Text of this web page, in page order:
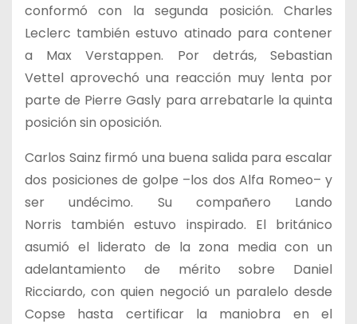
conformó con la segunda posición. Charles
Leclerc también estuvo atinado para contener
a Max Verstappen. Por detrás, Sebastian
Vettel aprovechó una reacción muy lenta por
parte de Pierre Gasly para arrebatarle la quinta
posición sin oposición.
Carlos Sainz firmó una buena salida para escalar
dos posiciones de golpe –los dos Alfa Romeo– y
ser undécimo. Su compañero Lando
Norris también estuvo inspirado. El británico
asumió el liderato de la zona media con un
adelantamiento de mérito sobre Daniel
Ricciardo, con quien negoció un paralelo desde
Copse hasta certificar la maniobra en el